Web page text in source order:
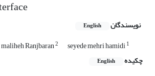
نویسندگان English
maliheh Ranjbaran2 seyede mehri hamidi1
چکیده English